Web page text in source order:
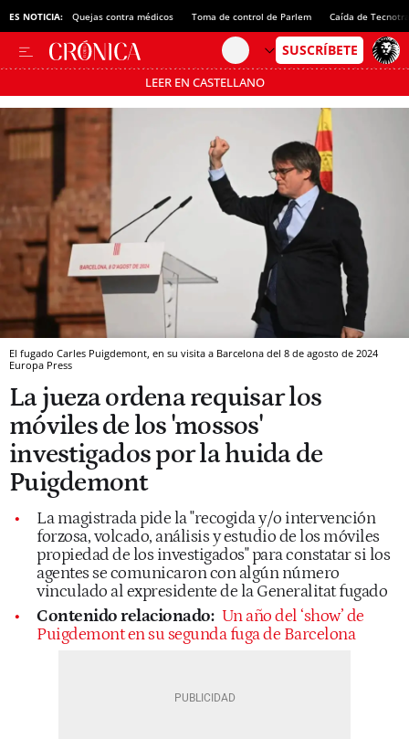
ES NOTICIA: Quejas contra médicos Toma de control de Parlem Caída de
LEER EN CASTELLANO
Pásate al MODO AHORRO
El fugado Carles Puigdemont, en su visita a Barcelona del 8 de agosto de 2024
Europa Press
La jueza ordena requisar los
móviles de los 'mossos'
investigados por la huida de
Puigdemont
La magistrada pide la "recogida y/o intervención
forzosa, volcado, análisis y estudio de los móviles
propiedad de los investigados" para constatar si los
agentes se comunicaron con algún número
vinculado al expresidente de la Generalitat fugado
Contenido relacionado: Un año del ‘show’ de
Puigdemont en su segunda fuga de Barcelona